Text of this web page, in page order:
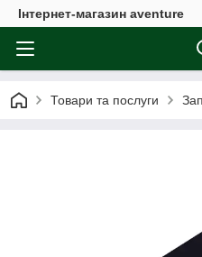
Інтернет-магазин aventure
Товари та послуги